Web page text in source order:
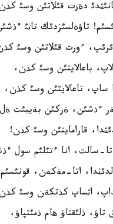
دةرت قئلاتئن وسئ
تاؤةلسئزدئك تاثئ
ءورت قئلاتئن وسئ
باعالايتئن وسئ كذن،
ساپ، تاعالايتئن وسئ كذن،
ءذشئن، ةركئن بةيبئت
قارامايتئن وسئ كذن!
سالت، انا ءتئلئم سول
اتا-مةكةن،
اثساپ كذتكةن وسئ
ذلئقتاؤ هام ذمئتپاؤ،